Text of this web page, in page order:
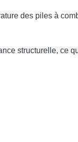
des piles à
structurelle, ce